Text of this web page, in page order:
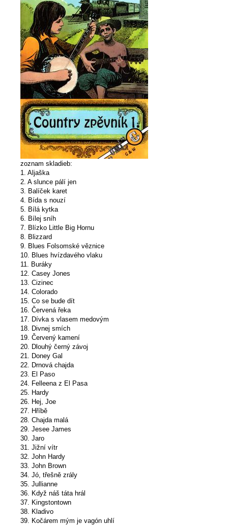
zoznam skladieb:
1. Aljaška
2. A slunce pálí jen
3. Balíček karet
4. Bída s nouzí
5. Bílá kytka
6. Bílej sníh
7. Blízko Little Big Hornu
8. Blizzard
9. Blues Folsomské věznice
10. Blues hvízdavého vlaku
11. Buráky
12. Casey Jones
13. Cizinec
14. Colorado
15. Co se bude dít
16. Červená řeka
17. Dívka s vlasem medovým
18. Divnej smích
19. Červený kamení
20. Dlouhý černý závoj
21. Doney Gal
22. Drnová chajda
23. El Paso
24. Felleena z El Pasa
25. Hardy
26. Hej, Joe
27. Hříbě
28. Chajda malá
29. Jesee James
30. Jaro
31. Jižní vítr
32. John Hardy
33. John Brown
34. Jó, třešně zrály
35. Jullianne
36. Když náš táta hrál
37. Kingstontown
38. Kladivo
39. Kočárem mým je vagón uhlí